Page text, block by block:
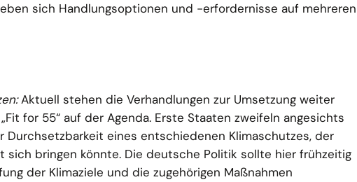
sich Handlungsoptionen und -erfordernisse auf mehreren
Aktuell stehen die Verhandlungen zur Umsetzung weiter
for 55“ auf der Agenda. Erste Staaten zweifeln angesichts
Durchsetzbarkeit eines entschiedenen Klimaschutzes, der
bringen könnte. Die deutsche Politik sollte hier frühzeitig
der Klimaziele und die zugehörigen Maßnahmen